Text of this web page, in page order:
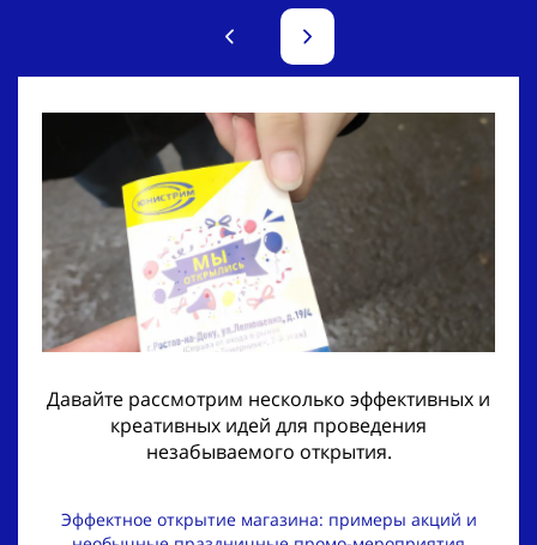
Давайте рассмотрим несколько эффективных и
креативных идей для проведения
незабываемого открытия.
Эффектное открытие магазина: примеры акций и